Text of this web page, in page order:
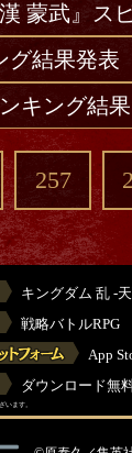
蒙武』ス
グ結果発表
キング結果
257
キングダム 乱 -
戦略バトルRPG
App
ダウンロード無
います。